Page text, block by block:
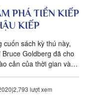
PHÁ TIỀN KIẾP
KIẾP
cuốn sách kỳ thú này,
Bruce Goldberg đã cho
cản của thời gian và
2,793 lượt xem